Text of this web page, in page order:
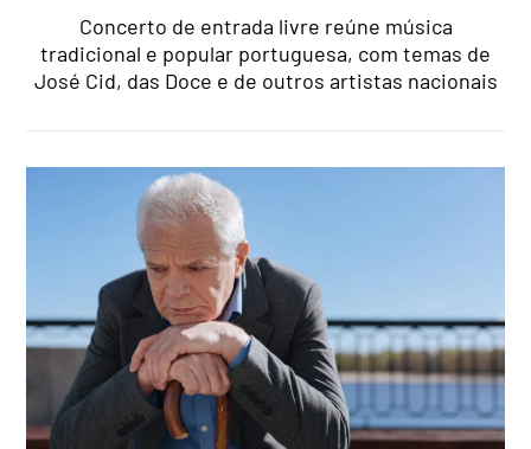
Concerto de entrada livre reúne música
tradicional e popular portuguesa, com temas de
José Cid, das Doce e de outros artistas nacionais